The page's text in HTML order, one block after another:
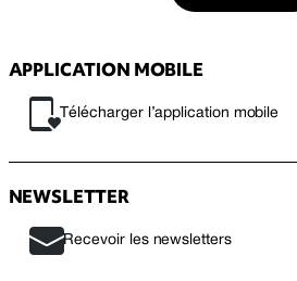
APPLICATION MOBILE
Télécharger l’application mobile
NEWSLETTER
Recevoir les newsletters